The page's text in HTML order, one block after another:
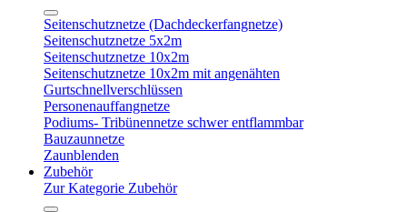
Seitenschutznetze (Dachdeckerfangnetze)
Seitenschutznetze 5x2m
Seitenschutznetze 10x2m
Seitenschutznetze 10x2m mit angenähten
Gurtschnellverschlüssen
Personenauffangnetze
Podiums- Tribünennetze schwer entflammbar
Bauzaunnetze
Zaunblenden
Zubehör
Zur Kategorie Zubehör